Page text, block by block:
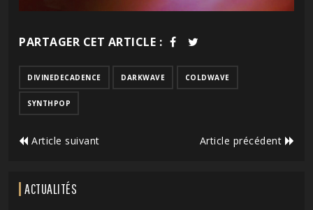
PARTAGER CET ARTICLE :
DIVINEDECADENCE DARKWAVE COLDWAVE
SYNTHPOP
Article suivant Article précédent
ACTUALITÉS